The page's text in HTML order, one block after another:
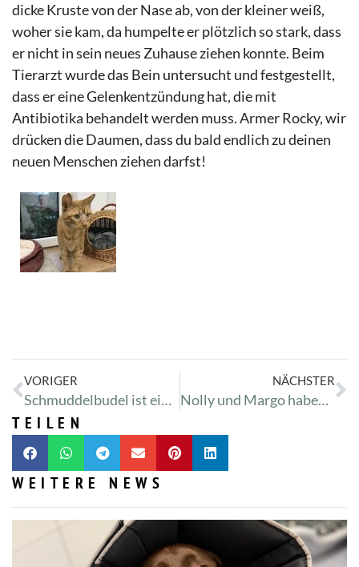
dicke Kruste von der Nase ab, von der kleiner weiß,
woher sie kam, da humpelte er plötzlich so stark, dass
er nicht in sein neues Zuhause ziehen konnte. Beim
Tierarzt wurde das Bein untersucht und festgestellt,
dass er eine Gelenkentzündung hat, die mit
Antibiotika behandelt werden muss. Armer Rocky, wir
drücken die Daumen, dass du bald endlich zu deinen
neuen Menschen ziehen darfst!
VORIGER
Schmuddelbudel ist einfach zu schmuddelig
NÄCHSTER
Nolly und Margo haben Verstopfung
TEILEN
WEITERE NEWS